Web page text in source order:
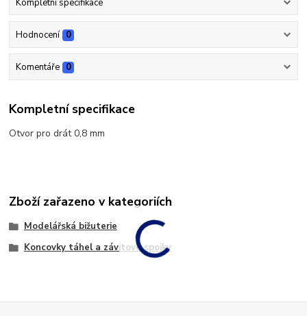
Kompletní specifikace
Hodnocení 0
Komentáře 0
Kompletní specifikace
Otvor pro drát 0,8 mm
Zboží zařazeno v kategoriích
Modelářská bižuterie
Koncovky táhel a závitové spojky